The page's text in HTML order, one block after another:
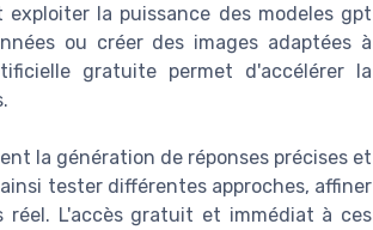
la puissance des modeles gpt
ou créer des images adaptées à
gratuite permet d'accélérer la
la génération de réponses précises et
tester différentes approches, affiner
réel. L'accès gratuit et immédiat à ces